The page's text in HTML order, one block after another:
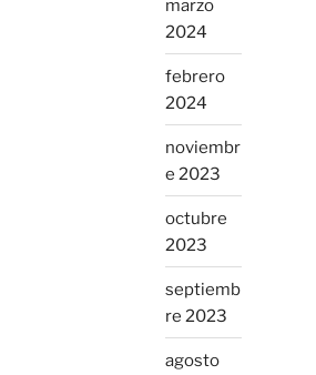
marzo
2024
febrero
2024
noviembr
e 2023
octubre
2023
septiemb
re 2023
agosto